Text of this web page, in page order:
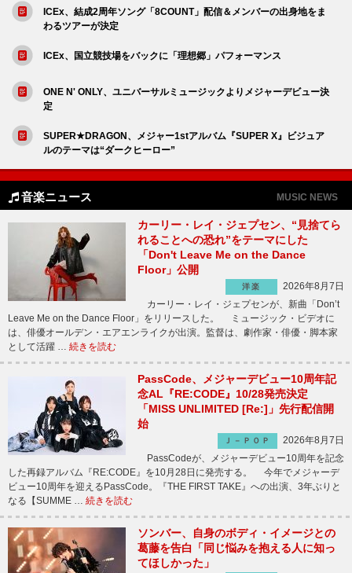
ICEx、結成2周年ソング「8COUNT」配信＆メンバーの出身地をま
わるツアーが決定
ICEx、国立競技場をバックに「理想郷」パフォーマンス
ONE N' ONLY、ユニバーサルミュージックよりメジャーデビュー決
定
SUPER★DRAGON、メジャー1stアルバム『SUPER X』ビジュア
ルのテーマは“ダークヒーロー”
音楽ニュース MUSIC NEWS
カーリー・レイ・ジェプセン、“見捨てら
れることへの恐れ”をテーマにした
「Don't Leave Me on the Dance
Floor」公開
洋楽
2026年8月7日
カーリー・レイ・ジェプセンが、新曲「Don’t
Leave Me on the Dance Floor」をリリースした。 ミュージック・ビデオに
は、俳優オールデン・エアエンライクが出演。監督は、劇作家・俳優・脚本家
として活躍 … 続きを読む
PassCode、メジャーデビュー10周年記
念AL『RE:CODE』10/28発売決定
「MISS UNLIMITED [Re:]」先行配信開
始
Ｊ－ＰＯＰ
2026年8月7日
PassCodeが、メジャーデビュー10周年を記念
した再録アルバム『RE:CODE』を10月28日に発売する。 今年でメジャーデ
ビュー10周年を迎えるPassCode。『THE FIRST TAKE』への出演、3年ぶりと
なる【SUMME … 続きを読む
ソンバー、自身のボディ・イメージとの
葛藤を告白「同じ悩みを抱える人に知っ
てほしかった」